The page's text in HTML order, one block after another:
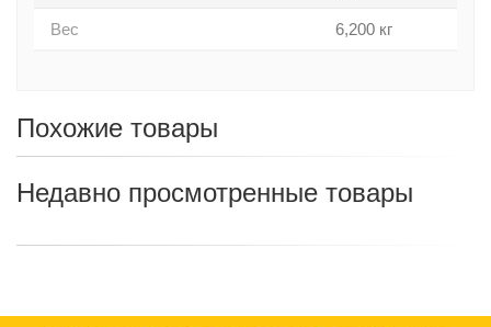
Вес 6,200 кг
Похожие товары
Недавно просмотренные товары